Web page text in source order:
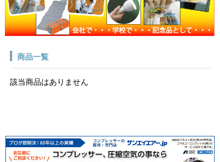
商品一覧
該当商品はありません